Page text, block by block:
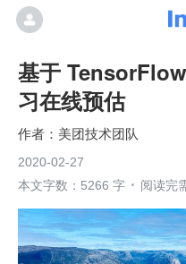
基于
习在线预估
美团技术团队
2020-02-27
本文字数：5266 字
阅读完